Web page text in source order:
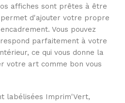
affiches sont prêtes à être
permet d'ajouter votre propre
Vous pouvez
parfaitement à votre
ce qui vous donne la
votre art comme bon vous
labélisées Imprim'Vert,